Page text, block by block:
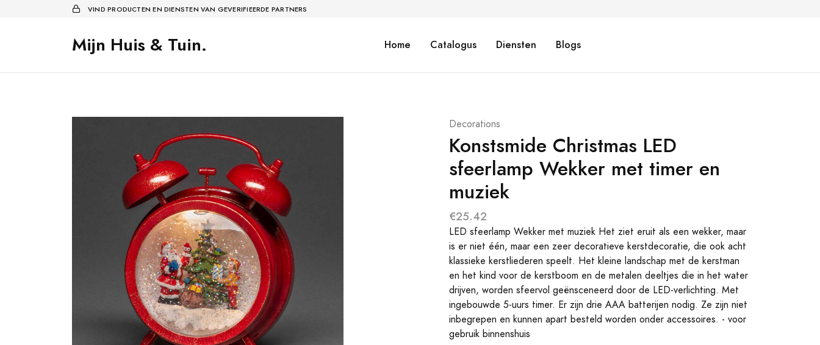
VIND PRODUCTEN EN DIENSTEN VAN GEVERIFIEERDE PARTNERS
Mijn Huis & Tuin. Home Catalogus Diensten Blogs
Decorations
Konstsmide Christmas LED
sfeerlamp Wekker met timer en
muziek
€25.42
LED sfeerlamp Wekker met muziek Het ziet eruit als een wekker, maar
is er niet één, maar een zeer decoratieve kerstdecoratie, die ook acht
klassieke kerstliederen speelt. Het kleine landschap met de kerstman
en het kind voor de kerstboom en de metalen deeltjes die in het water
drijven, worden sfeervol geënsceneerd door de LED-verlichting. Met
ingebouwde 5-uurs timer. Er zijn drie AAA batterijen nodig. Ze zijn niet
inbegrepen en kunnen apart besteld worden onder accessoires. - voor
gebruik binnenshuis